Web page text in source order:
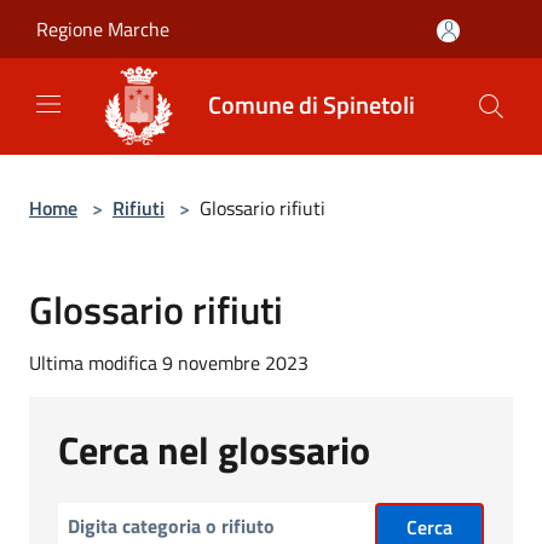
Regione Marche
Comune di Spinetoli
Home > Rifiuti > Glossario rifiuti
Glossario rifiuti
Ultima modifica 9 novembre 2023
Cerca nel glossario
Cerca